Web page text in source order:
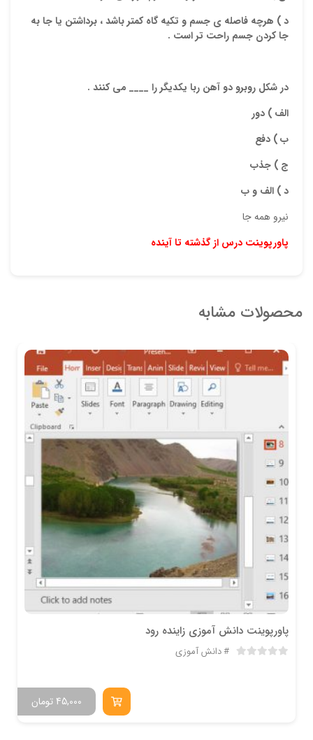
د ) هرچه فاصله ی جسم و تکیه گاه کمتر باشد ، برداشتن یا جا به
جا کردن جسم راحت تر است .
در شکل روبرو دو آهن ربا یکدیگر را ____ می کنند .
الف ) دور
ب ) دفع
ج ) جذب
د ) الف و ب
نیرو همه جا
پاورپوینت درس از گذشته تا آینده
محصولات مشابه
پاورپوینت دانش آموزی زاینده رود
دانش آموزی
تومان45,000